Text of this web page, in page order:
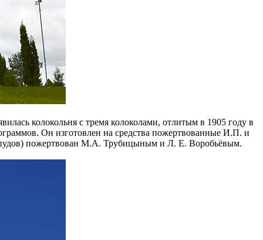
колокольня с тремя колоколами, отлитым в 1905 году в
Он изготовлен на средства пожертвованные И.П. и
пожертвован М.А. Трубицыным и Л. Е. Воробьёвым.